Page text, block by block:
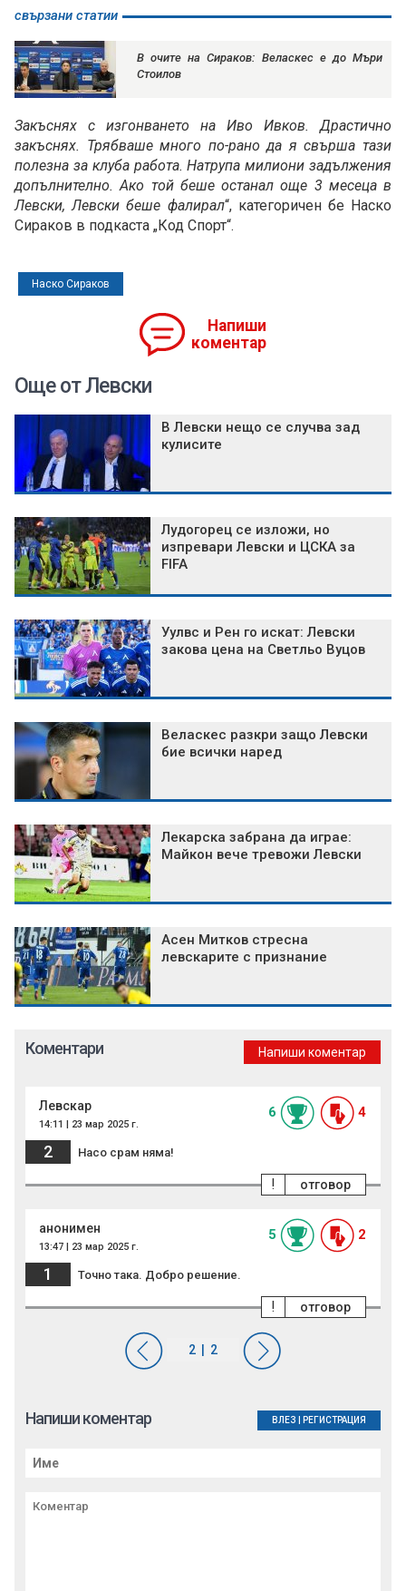
свързани статии
В очите на Сираков: Веласкес е до Мъри
Стоилов
Закъснях с изгонването на Иво Ивков. Драстично
закъснях. Трябваше много по-рано да я свърша тази
полезна за клуба работа. Натрупа милиони задължения
допълнително. Ако той беше останал още 3 месеца в
Левски, Левски беше фалирал“, категоричен бе Наско
Сираков в подкаста „Код Спорт“.
Наско Сираков
Напиши
коментар
Още от Левски
В Левски нещо се случва зад
кулисите
Лудогорец се изложи, но
изпревари Левски и ЦСКА за
FIFA
Уулвс и Рен го искат: Левски
закова цена на Светльо Вуцов
Веласкес разкри защо Левски
бие всички наред
Лекарска забрана да играе:
Майкон вече тревожи Левски
Асен Митков стресна
левскарите с признание
Коментари Напиши коментар
Левскар
14:11 | 23 мар 2025 г.
6 4
2 Насо срам няма!
отговор
!
анонимен
13:47 | 23 мар 2025 г.
5 2
1 Точно така. Добро решение.
отговор
!
Напиши коментар ВЛЕЗ РЕГИСТРАЦИЯ